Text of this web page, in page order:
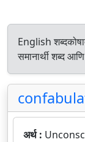
English
समानार्थी शब्द
अर्थ :